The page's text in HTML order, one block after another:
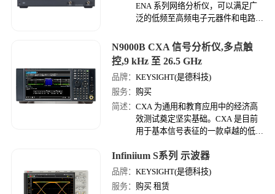
ENA 系列网络分析仪，可以满足广
泛的低频至高频电子元器件和电路测
至 3 GHz 频域器件分析标准。
N9000B CXA 信号分析仪,多点触
控,9 kHz 至 26.5 GHz
品牌：KEYSIGHT(是德科技)
服务： 购买
简述：CXA 为通用和教育应用中的经济高
效测试奠定坚实基础。CXA 是目前
用于基本信号表征的一款卓越的低成
Infiniium S系列 示波器
品牌：KEYSIGHT(是德科技)
服务： 购买 租赁